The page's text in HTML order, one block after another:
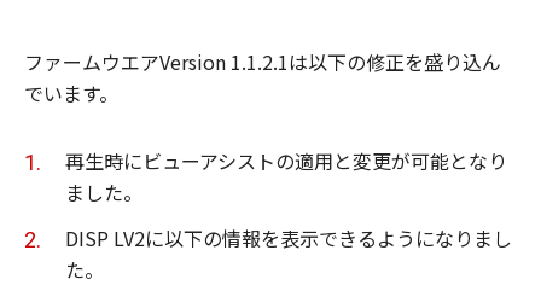
ファームウエアVersion 1.1.2.1は以下の修正を盛り込ん
でいます。
再生時にビューアシストの適用と変更が可能となり
ました。
DISP LV2に以下の情報を表示できるようになりまし
た。